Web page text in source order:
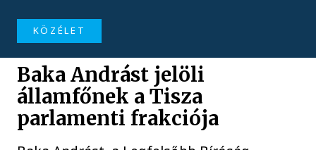
KÖZÉLET
Baka Andrást jelöli
államfőnek a Tisza
parlamenti frakciója